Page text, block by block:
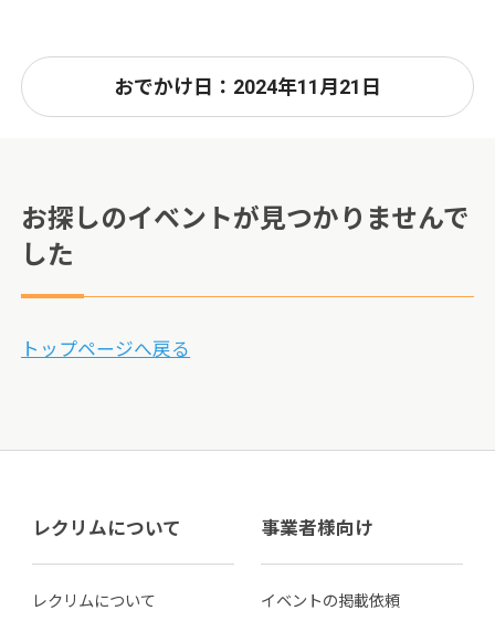
おでかけ日：2024年11月21日
お探しのイベントが見つかりませんで
した
トップページへ戻る
レクリムについて
レクリムについて
事業者様向け
イベントの掲載依頼